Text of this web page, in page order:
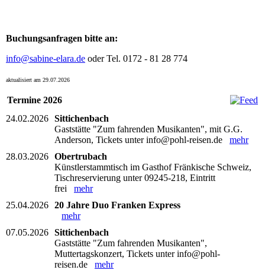
Buchungsanfragen bitte an:
info@sabine-elara.de oder Tel. 0172 - 81 28 774
aktualisiert am 29.07.2026
Termine 2026
24.02.2026 Sittichenbach
Gaststätte "Zum fahrenden Musikanten", mit G.G.
Anderson, Tickets unter info@pohl-reisen.de mehr
28.03.2026 Obertrubach
Künstlerstammtisch im Gasthof Fränkische Schweiz,
Tischreservierung unter 09245-218, Eintritt
frei mehr
25.04.2026 20 Jahre Duo Franken Express
mehr
07.05.2026 Sittichenbach
Gaststätte "Zum fahrenden Musikanten",
Muttertagskonzert, Tickets unter info@pohl-
reisen.de mehr